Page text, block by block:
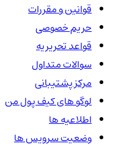
قوانین و مقررات
حریم خصوصی
قواعد تحریریه
سوالات متداول
مرکز پشتیبانی
لوگو های کیف پول من
اطلاعیه ها
وضعیت سرویس ها